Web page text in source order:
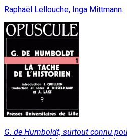
Raphaël Lellouche, Inga Mittmann
G. de Humboldt, surtout connu